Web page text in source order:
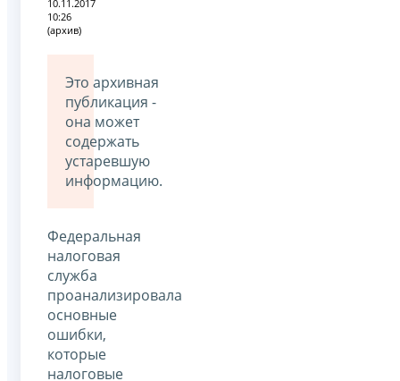
10.11.2017
10:26
(архив)
Это архивная
публикация -
она может
содержать
устаревшую
информацию.
Федеральная
налоговая
служба
проанализировала
основные
ошибки,
которые
налоговые